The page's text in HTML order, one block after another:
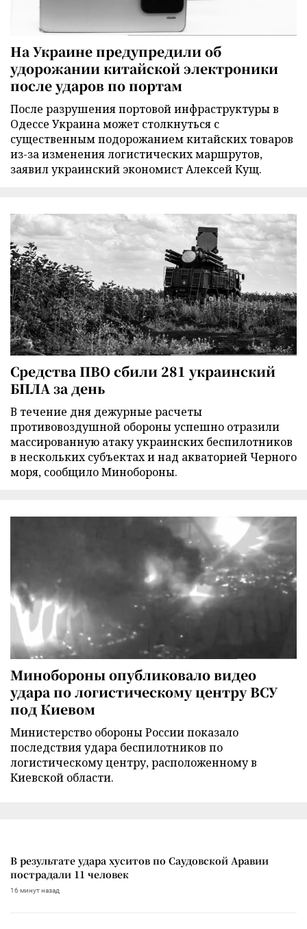
На Украине предупредили об
удорожании китайской электроники
после ударов по портам
После разрушения портовой инфраструктуры в
Одессе Украина может столкнуться с
существенным подорожанием китайских товаров
из-за изменения логистических маршрутов,
заявил украинский экономист Алексей Кущ.
Средства ПВО сбили 281 украинский
БПЛА за день
В течение дня дежурные расчеты
противовоздушной обороны успешно отразили
массированную атаку украинских беспилотников
в нескольких субъектах и над акваторией Черного
моря, сообщило Минобороны.
Минобороны опубликовало видео
удара по логистическому центру ВСУ
под Киевом
Министерство обороны России показало
последствия удара беспилотников по
логистическому центру, расположенному в
Киевской области.
В результате удара хуситов по Саудовской Аравии
пострадали 11 человек
16 минут назад